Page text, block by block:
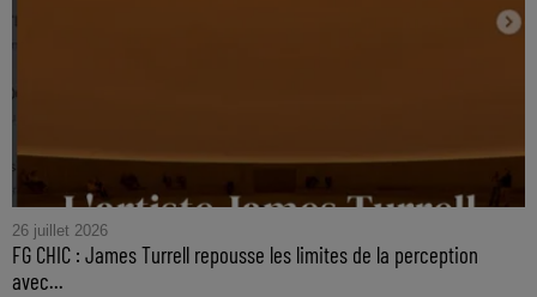
26 juillet 2026
FG CHIC : James Turrell repousse les limites de la perception
avec...